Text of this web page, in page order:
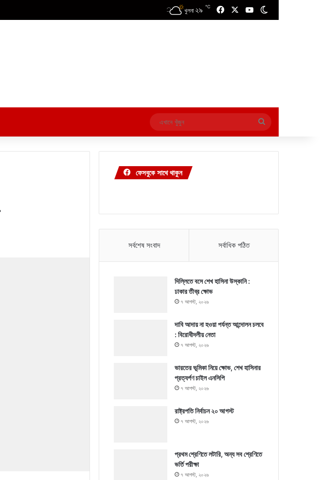
খুলনা ২৯ ℃ FacebookYouTube
এখানে
খুঁজুন
ফেসবুকে সাথে থাকুন
সর্বশেষ সংবাদ সর্বাধিক পঠিত
দিল্লিতে বসে শেখ হাসিনা উস্কানি :
ঢাকার তীব্র ক্ষোভ
৭ আগস্ট, ২০২৬
দাবি আদায় না হওয়া পর্যন্ত আন্দোলন চলবে
: বিরোধীদলীয় নেতা
৭ আগস্ট, ২০২৬
ভারতের ভূমিকা নিয়ে ক্ষোভ, শেখ হাসিনার
প্রত্যর্পণ চাইল এনসিপি
৭ আগস্ট, ২০২৬
রাষ্ট্রপতি নির্বাচন ২০ আগস্ট
৭ আগস্ট, ২০২৬
প্রথম শ্রেণিতে লটারি, অন্য সব শ্রেণিতে
ভর্তি পরীক্ষা
৭ আগস্ট, ২০২৬